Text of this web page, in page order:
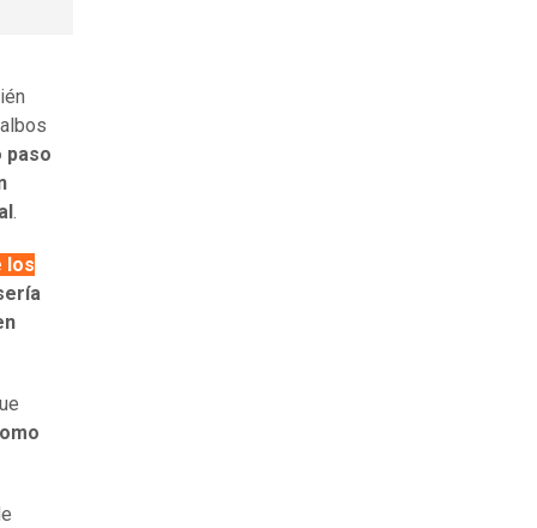
paso
.
los